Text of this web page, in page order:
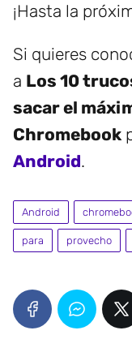
¡Hasta la
Si quieres
a Los 10
sacar el
Chromebook
Android.
Android
para provecho